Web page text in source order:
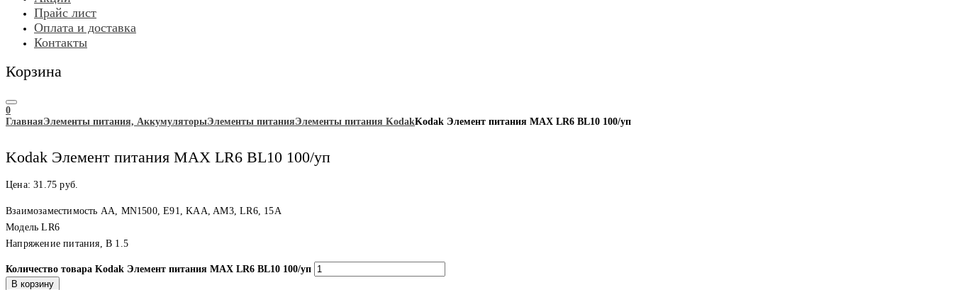
Прайс лист
Оплата и доставка
Контакты
Корзина
0
ГлавнаяЭлементы питания, АккумуляторыЭлементы питанияЭлементы питания KodakKodak Элемент питания MAX LR6 BL10 100/уп
Kodak Элемент питания MAX LR6 BL10 100/уп
Цена:31.75 руб.
Взаимозаместимость AA, MN1500, E91, KAA, AM3, LR6, 15A
Модель LR6
Напряжение питания, В 1.5
Количество товара Kodak Элемент питания MAX LR6 BL10 100/уп
В корзину